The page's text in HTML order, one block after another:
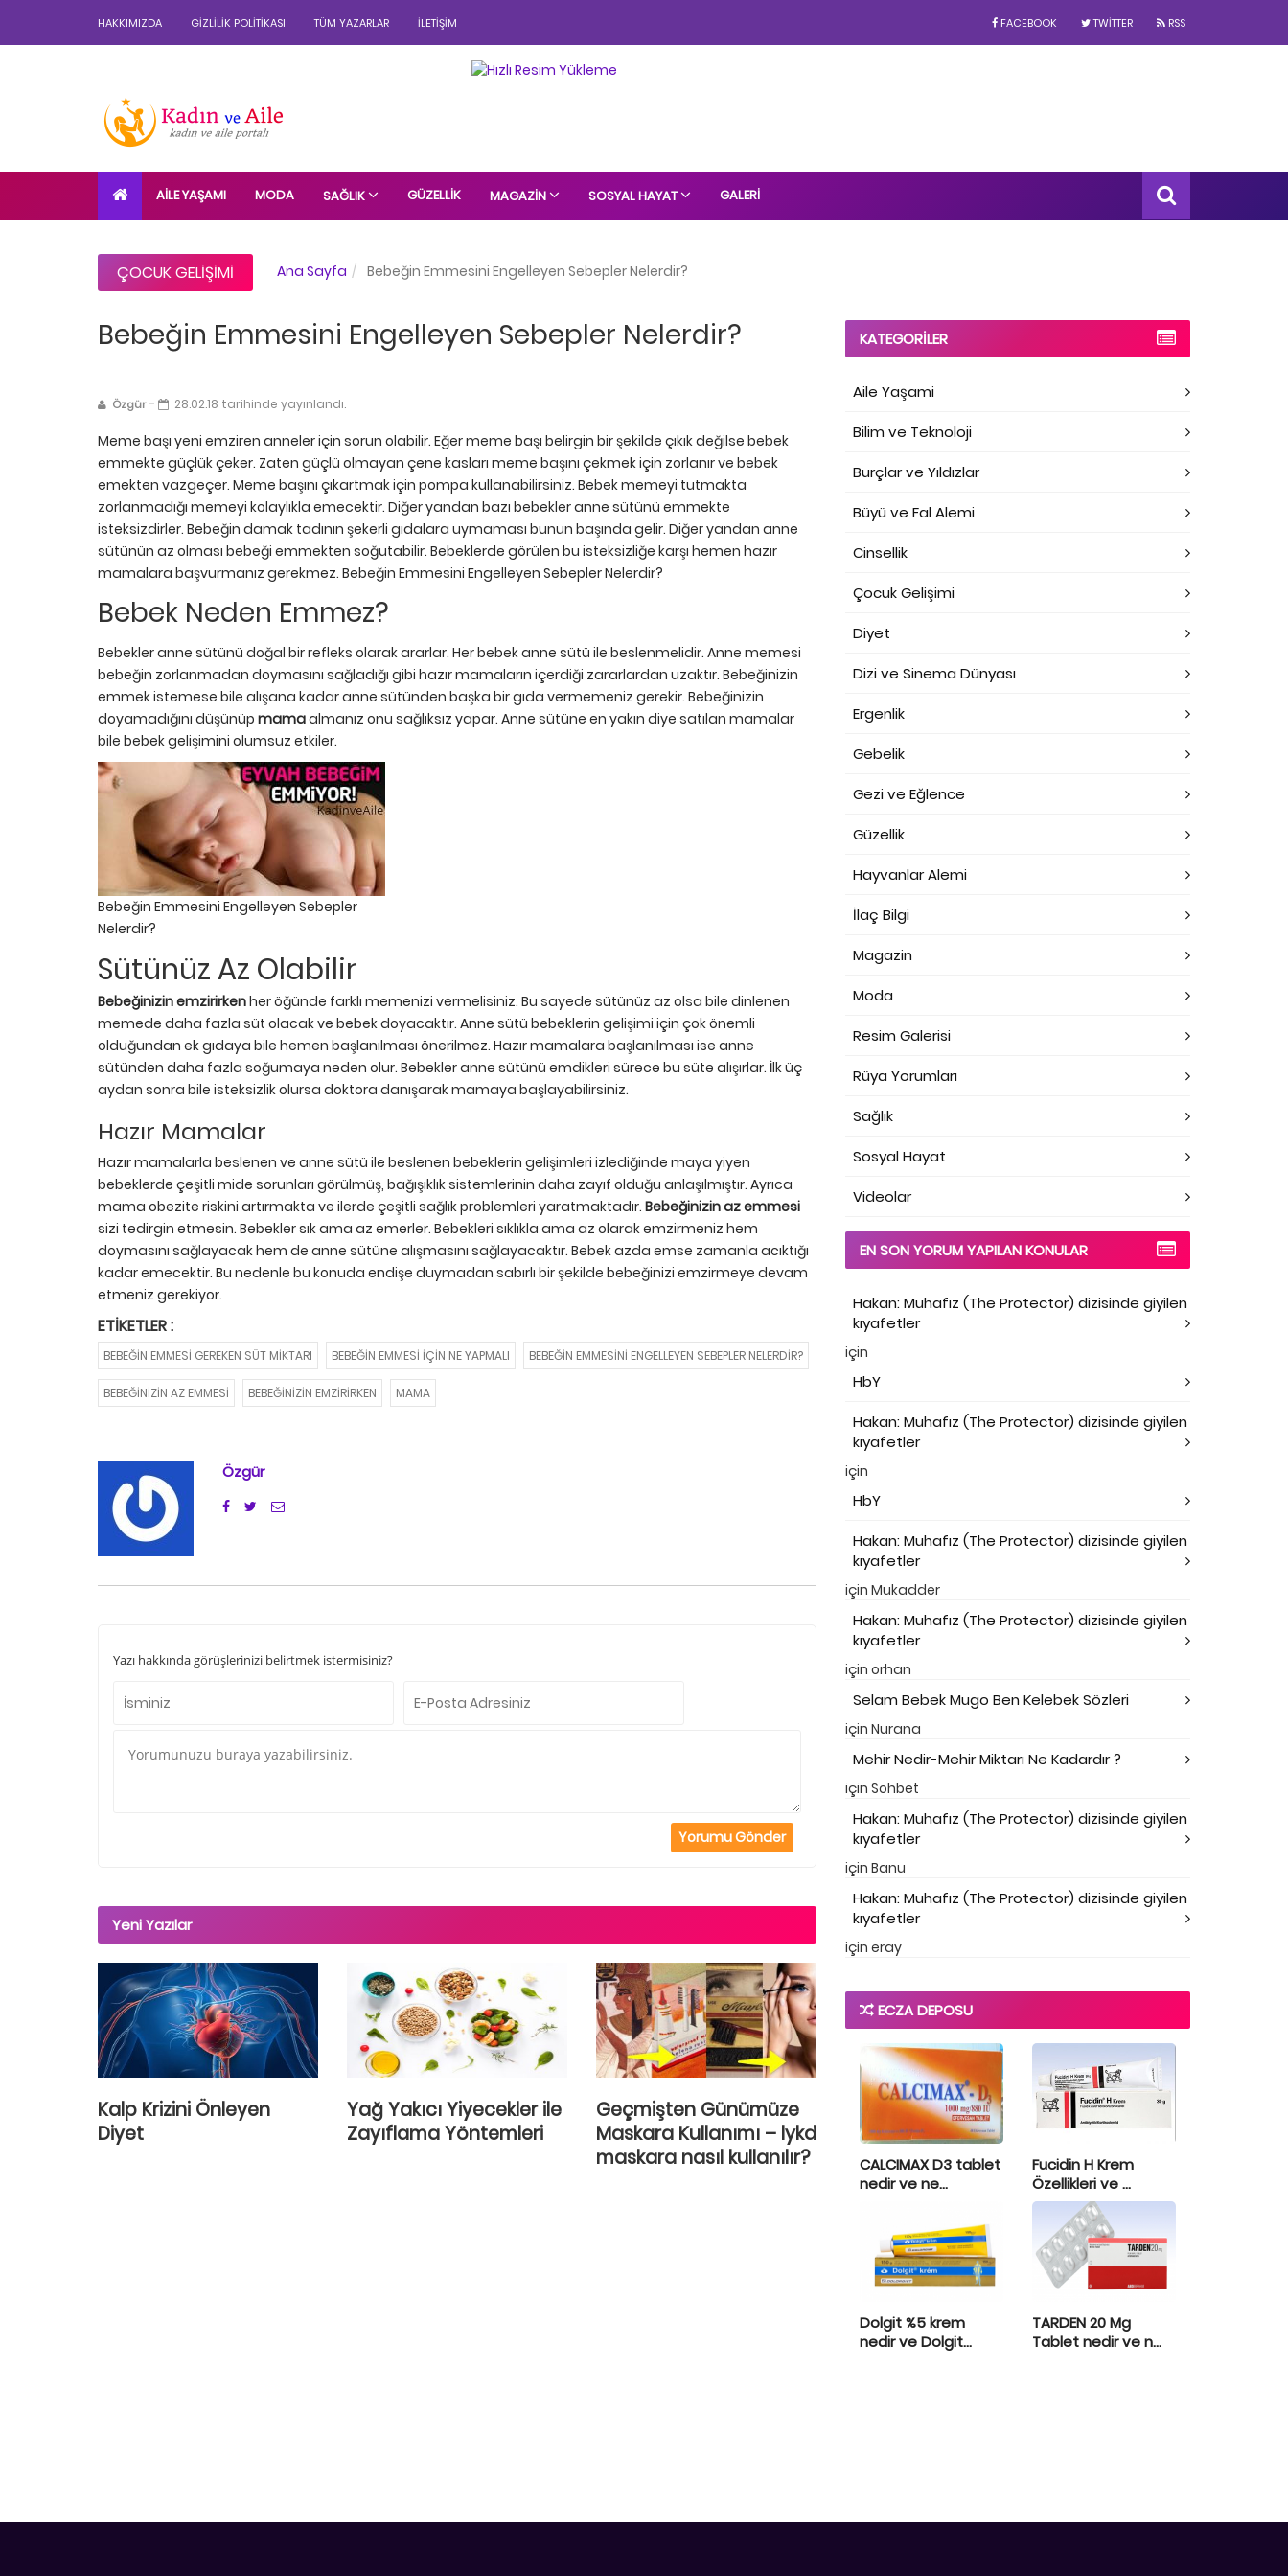
HAKKIMIZDA GIZLILIK POLITIKASI TÜM YAZARLAR İLETIŞIM FACEBOOK TWITTER RSS
AILE YAŞAMI MODA SAĞLIK GÜZELLIK MAGAZIN SOSYAL HAYAT GALERI
ÇOCUK GELIŞIMI Ana Sayfa Bebeğin Emmesini Engelleyen Sebepler Nelerdir?
Bebeğin Emmesini Engelleyen Sebepler Nelerdir?
Özgür- 28.02.18 tarihinde yayınlandı.
Meme başı yeni emziren anneler için sorun olabilir. Eğer meme başı belirgin bir şekilde çıkık değilse bebek
emmekte güçlük çeker. Zaten güçlü olmayan çene kasları meme başını çekmek için zorlanır ve bebek
emekten vazgeçer. Meme başını çıkartmak için pompa kullanabilirsiniz. Bebek memeyi tutmakta
zorlanmadığı memeyi kolaylıkla emecektir. Diğer yandan bazı bebekler anne sütünü emmekte
isteksizdirler. Bebeğin damak tadının şekerli gıdalara uymaması bunun başında gelir. Diğer yandan anne
sütünün az olması bebeği emmekten soğutabilir. Bebeklerde görülen bu isteksizliğe karşı hemen hazır
mamalara başvurmanız gerekmez. Bebeğin Emmesini Engelleyen Sebepler Nelerdir?
Bebek Neden Emmez?
Bebekler anne sütünü doğal bir refleks olarak ararlar. Her bebek anne sütü ile beslenmelidir. Anne memesi
bebeğin zorlanmadan doymasını sağladığı gibi hazır mamaların içerdiği zararlardan uzaktır. Bebeğinizin
emmek istemese bile alışana kadar anne sütünden başka bir gıda vermemeniz gerekir. Bebeğinizin
doyamadığını düşünüp mamaalmanız onu sağlıksız yapar. Anne sütüne en yakın diye satılan mamalar
bile bebek gelişimini olumsuz etkiler.
Bebeğin Emmesini Engelleyen Sebepler
Nelerdir?
Sütünüz Az Olabilir
Bebeğinizin emzirirkenher öğünde farklı memenizi vermelisiniz. Bu sayede sütünüz az olsa bile dinlenen
memede daha fazla süt olacak ve bebek doyacaktır. Anne sütü bebeklerin gelişimi için çok önemli
olduğundan ek gıdaya bile hemen başlanılması önerilmez. Hazır mamalara başlanılması ise anne
sütünden daha fazla soğumaya neden olur. Bebekler anne sütünü emdikleri sürece bu süte alışırlar. İlk üç
aydan sonra bile isteksizlik olursa doktora danışarak mamaya başlayabilirsiniz.
Hazır Mamalar
Hazır mamalarla beslenen ve anne sütü ile beslenen bebeklerin gelişimleri izlediğinde maya yiyen
bebeklerde çeşitli mide sorunları görülmüş, bağışıklık sistemlerinin daha zayıf olduğu anlaşılmıştır. Ayrıca
mama obezite riskini artırmakta ve ilerde çeşitli sağlık problemleri yaratmaktadır. Bebeğinizin az emmesi
sizi tedirgin etmesin. Bebekler sık ama az emerler. Bebekleri sıklıkla ama az olarak emzirmeniz hem
doymasını sağlayacak hem de anne sütüne alışmasını sağlayacaktır. Bebek azda emse zamanla acıktığı
kadar emecektir. Bu nedenle bu konuda endişe duymadan sabırlı bir şekilde bebeğinizi emzirmeye devam
etmeniz gerekiyor.
ETIKETLER :
BEBEĞIN EMMESI GEREKEN SÜT MIKTARI BEBEĞIN EMMESI IÇIN NE YAPMALI BEBEĞIN EMMESINI ENGELLEYEN SEBEPLER NELERDIR?
BEBEĞINIZIN AZ EMMESI BEBEĞINIZIN EMZIRIRKEN MAMA
Özgür
Yazı hakkında görüşlerinizi belirtmek istermisiniz?
Yeni Yazılar
Kalp Krizini Önleyen
Diyet
Yağ Yakıcı Yiyecekler ile
Zayıflama Yöntemleri
Geçmişten Günümüze
Maskara Kullanımı – lykd
maskara nasıl kullanılır?
KATEGORILER
Aile Yaşami
Bilim ve Teknoloji
Burçlar ve Yıldızlar
Büyü ve Fal Alemi
Cinsellik
Çocuk Gelişimi
Diyet
Dizi ve Sinema Dünyası
Ergenlik
Gebelik
Gezi ve Eğlence
Güzellik
Hayvanlar Alemi
İlaç Bilgi
Magazin
Moda
Resim Galerisi
Rüya Yorumları
Sağlık
Sosyal Hayat
Videolar
EN SON YORUM YAPILAN KONULAR
Hakan: Muhafız (The Protector) dizisinde giyilen
kıyafetler
için
HbY
Hakan: Muhafız (The Protector) dizisinde giyilen
kıyafetler
için
HbY
Hakan: Muhafız (The Protector) dizisinde giyilen
kıyafetler
için Mukadder
Hakan: Muhafız (The Protector) dizisinde giyilen
kıyafetler
için orhan
Selam Bebek Mugo Ben Kelebek Sözleri
için Nurana
Mehir Nedir-Mehir Miktarı Ne Kadardır ?
için Sohbet
Hakan: Muhafız (The Protector) dizisinde giyilen
kıyafetler
için Banu
Hakan: Muhafız (The Protector) dizisinde giyilen
kıyafetler
için eray
ECZA DEPOSU
CALCIMAX D3 tablet
nedir ve ne...
Fucidin H Krem
Özellikleri ve ...
Dolgit %5 krem
nedir ve Dolgit...
TARDEN 20 Mg
Tablet nedir ve n...